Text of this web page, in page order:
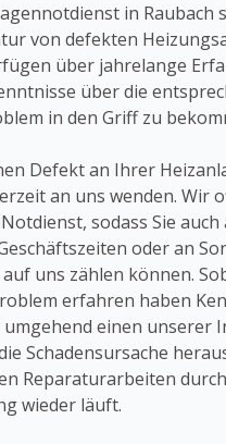
in Raubach
von defekten
über jahrelange
über die
in den Griff zu
Defekt an Ihrer
an uns wenden. Wir
sodass Sie
oder an
uns zählen können.
erfahren haben
einen unserer
Schadensursache
Reparaturarbeiten
wieder läuft.